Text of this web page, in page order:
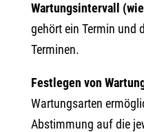
Wartungsintervall
gehört ein Termin und
Terminen.
Festlegen von
Wartungsarten
Abstimmung auf die